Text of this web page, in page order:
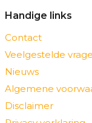
Handige links
Contact
Veelgestelde
Nieuws
Algemene
Disclaimer